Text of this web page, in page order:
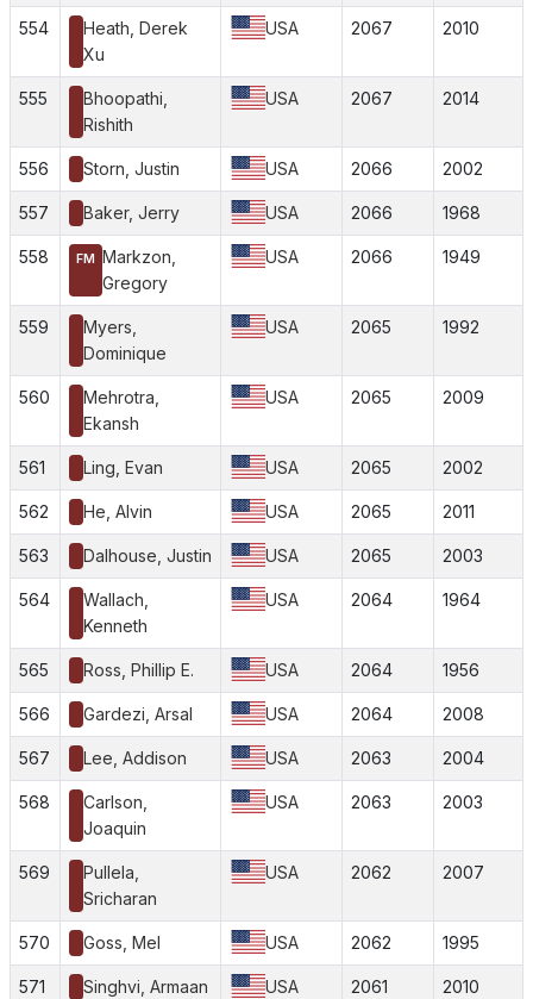
554
Heath, Derek
Xu
USA 2067 2010
555
Bhoopathi,
Rishith
USA 2067 2014
556 Storn, Justin USA 2066 2002
557 Baker, Jerry USA 2066 1968
558 FM Markzon,
Gregory
USA 2066 1949
559
Myers,
Dominique
USA 2065 1992
560
Mehrotra,
Ekansh
USA 2065 2009
561 Ling, Evan USA 2065 2002
562 He, Alvin USA 2065 2011
563 Dalhouse, Justin USA 2065 2003
564
Wallach,
Kenneth
USA 2064 1964
565 Ross, Phillip E. USA 2064 1956
566 Gardezi, Arsal USA 2064 2008
567 Lee, Addison USA 2063 2004
568
Carlson,
Joaquin
USA 2063 2003
569
Pullela,
Sricharan
USA 2062 2007
570 Goss, Mel USA 2062 1995
571 Singhvi, Armaan USA 2061 2010